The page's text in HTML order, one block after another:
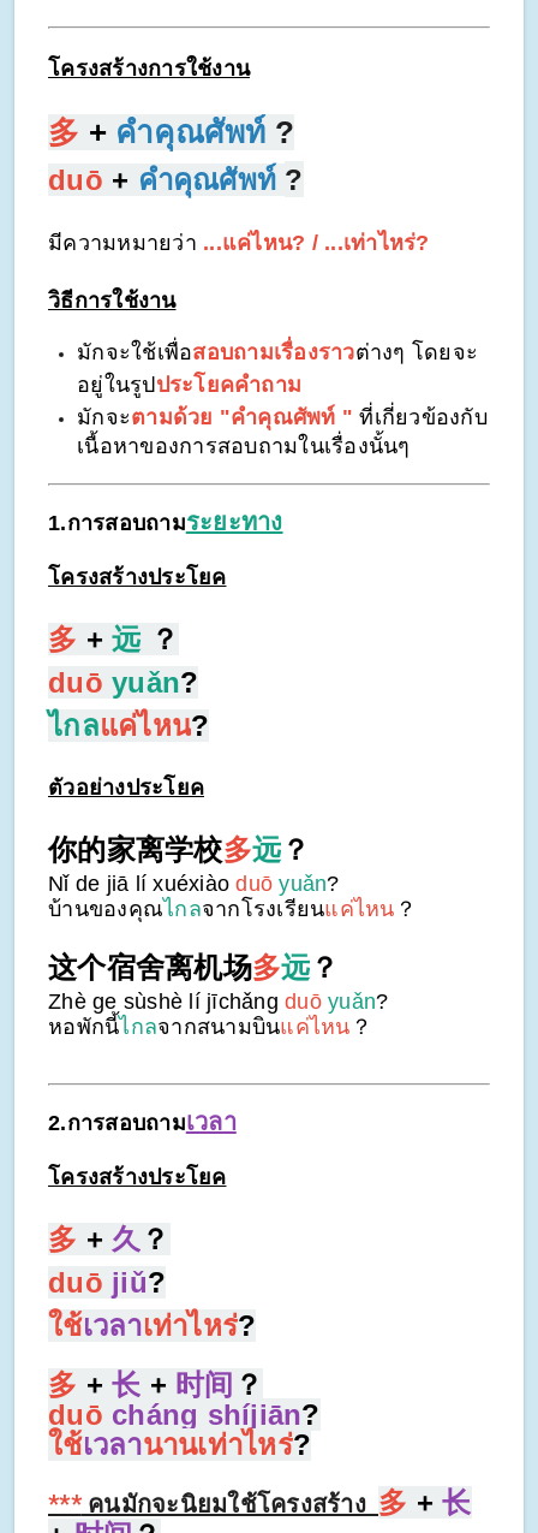
โครงสร้างการใช้งาน
多 + คำคุณศัพท์ ?
duō + คำคุณศัพท์ ?
มีความหมายว่า ...แค่ไหน? / ...เท่าไหร่?
วิธีการใช้งาน
มักจะใช้เพื่อสอบถามเรื่องราวต่างๆ โดยจะ
อยู่ในรูป ประโยคคำถาม
มักจะตามด้วย "คำคุณศัพท์ "ที่เกี่ยวข้องกับ
เนื้อหาของการสอบถามในเรื่องนั้นๆ
1.การสอบถามระยะทาง
โครงสร้างประโยค
多 + 远 ？
duō yuǎn?
ไกลแค่ไหน?
ตัวอย่างประโยค
你的家离学校多远 ？
Nǐ de jiā lí xuéxiàoduō yuǎn?
บ้านของคุณไกลจากโรงเรียนแค่ไหน ？
这个宿舍离机场多远 ？
Zhè ge sùshè lí jīchǎng duō yuǎn?
หอพักนี้ไกลจากสนามบินแค่ไหน ？
2.การสอบถามเวลา
โครงสร้างประโยค
多 + 久 ？
duō jiǔ?
ใช้เวลาเท่าไหร่?
多 + 长 + 时间 ？
duō cháng shíjiān?
ใช้เวลานานเท่าไหร่?
***คนมักจะนิยมใช้โครงสร้าง 多 +长